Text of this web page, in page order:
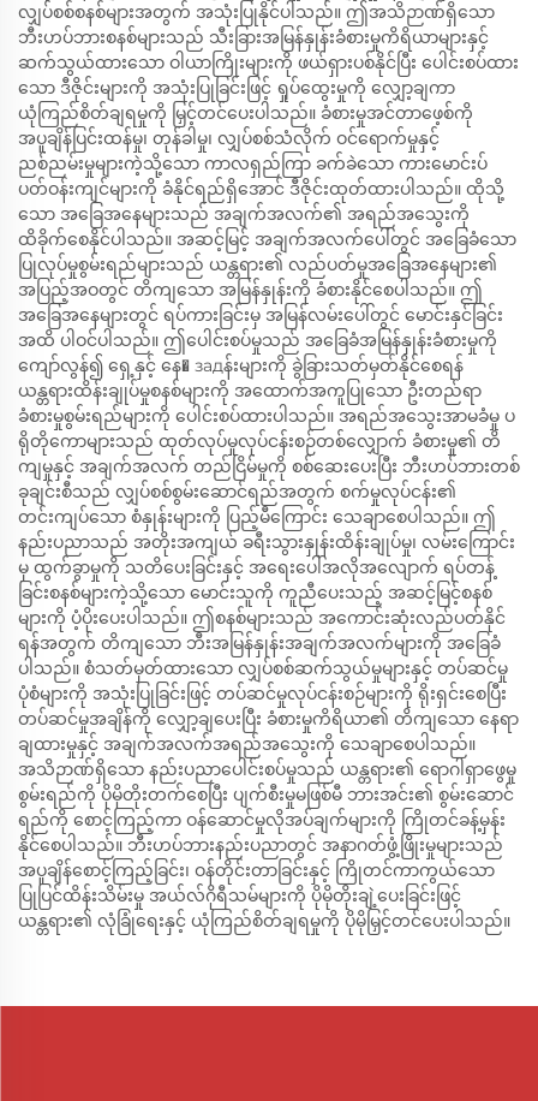
လျှပ်စစ်စနစ်များအတွက် အသုံးပြုနိုင်ပါသည်။ ဤအသိဉာဏ်ရှိသော
ဘီးဟပ်ဘားစနစ်များသည် သီးခြားအမြန်နှုန်းခံစားမှုကိရိယာများနှင့်
ဆက်သွယ်ထားသော ဝါယာကြိုးများကို ဖယ်ရှားပစ်နိုင်ပြီး ပေါင်းစပ်ထား
သော ဒီဇိုင်းများကို အသုံးပြုခြင်းဖြင့် ရှုပ်ထွေးမှုကို လျှော့ချကာ
ယုံကြည်စိတ်ချရမှုကို မြှင့်တင်ပေးပါသည်။ ခံစားမှုအင်တာဖေ့စ်ကို
အပူချိန်ပြင်းထန်မှု၊ တုန်ခါမှု၊ လျှပ်စစ်သံလိုက် ဝင်ရောက်မှုနှင့်
ညစ်ညမ်းမှုများကဲ့သို့သော ကာလရှည်ကြာ ခက်ခဲသော ကားမောင်းပ်
ပတ်ဝန်းကျင်များကို ခံနိုင်ရည်ရှိအောင် ဒီဇိုင်းထုတ်ထားပါသည်။ ထိုသို့
သော အခြေအနေများသည် အချက်အလက်၏ အရည်အသွေးကို
ထိခိုက်စေနိုင်ပါသည်။ အဆင့်မြင့် အချက်အလက်ပေါ်တွင် အခြေခံသော
ပြုလုပ်မှုစွမ်းရည်များသည် ယန္တရား၏ လည်ပတ်မှုအခြေအနေများ၏
အပြည့်အဝတွင် တိကျသော အမြန်နှုန်းကို ခံစားနိုင်စေပါသည်။ ဤ
အခြေအနေများတွင် ရပ်ကားခြင်းမှ အမြန်လမ်းပေါ်တွင် မောင်းနှင်ခြင်း
အထိ ပါဝင်ပါသည်။ ဤပေါင်းစပ်မှုသည် အခြေခံအမြန်နှုန်းခံစားမှုကို
ကျော်လွန်၍ ရှေ့နှင့် နေ� задန်းများကို ခွဲခြားသတ်မှတ်နိုင်စေရန်
ယန္တရားထိန်းချုပ်မှုစနစ်များကို အထောက်အကူပြုသော ဦးတည်ရာ
ခံစားမှုစွမ်းရည်များကို ပေါင်းစပ်ထားပါသည်။ အရည်အသွေးအာမခံမှု ပ
ရိုတိုကောများသည် ထုတ်လုပ်မှုလုပ်ငန်းစဉ်တစ်လျှောက် ခံစားမှု၏ တိ
ကျမှုနှင့် အချက်အလက် တည်ငြိမ်မှုကို စစ်ဆေးပေးပြီး ဘီးဟပ်ဘားတစ်
ခုချင်းစီသည် လျှပ်စစ်စွမ်းဆောင်ရည်အတွက် စက်မှုလုပ်ငန်း၏
တင်းကျပ်သော စံနှုန်းများကို ပြည့်မီကြောင်း သေချာစေပါသည်။ ဤ
နည်းပညာသည် အတိုးအကျယ် ခရီးသွားနှုန်းထိန်းချုပ်မှု၊ လမ်းကြောင်း
မှ ထွက်ခွာမှုကို သတိပေးခြင်းနှင့် အရေးပေါ်အလိုအလျောက် ရပ်တန့်
ခြင်းစနစ်များကဲ့သို့သော မောင်းသူကို ကူညီပေးသည့် အဆင့်မြင့်စနစ်
များကို ပံ့ပိုးပေးပါသည်။ ဤစနစ်များသည် အကောင်းဆုံးလည်ပတ်နိုင်
ရန်အတွက် တိကျသော ဘီးအမြန်နှုန်းအချက်အလက်များကို အခြေခံ
ပါသည်။ စံသတ်မှတ်ထားသော လျှပ်စစ်ဆက်သွယ်မှုများနှင့် တပ်ဆင်မှု
ပုံစံများကို အသုံးပြုခြင်းဖြင့် တပ်ဆင်မှုလုပ်ငန်းစဉ်များကို ရိုးရှင်းစေပြီး
တပ်ဆင်မှုအချိန်ကို လျှော့ချပေးပြီး ခံစားမှုကိရိယာ၏ တိကျသော နေရာ
ချထားမှုနှင့် အချက်အလက်အရည်အသွေးကို သေချာစေပါသည်။
အသိဉာဏ်ရှိသော နည်းပညာပေါင်းစပ်မှုသည် ယန္တရား၏ ရောဂါရှာဖွေမှု
စွမ်းရည်ကို ပိုမိုတိုးတက်စေပြီး ပျက်စီးမှုမဖြစ်မီ ဘားအင်း၏ စွမ်းဆောင်
ရည်ကို စောင့်ကြည့်ကာ ဝန်ဆောင်မှုလိုအပ်ချက်များကို ကြိုတင်ခန့်မှန်း
နိုင်စေပါသည်။ ဘီးဟပ်ဘားနည်းပညာတွင် အနာဂတ်ဖွံ့ဖြိုးမှုများသည်
အပူချိန်စောင့်ကြည့်ခြင်း၊ ဝန်တိုင်းတာခြင်းနှင့် ကြိုတင်ကာကွယ်သော
ပြုပြင်ထိန်းသိမ်းမှု အယ်လ်ဂိုရီသမ်များကို ပိုမိုတိုးချဲ့ပေးခြင်းဖြင့်
ယန္တရား၏ လုံခြုံရေးနှင့် ယုံကြည်စိတ်ချရမှုကို ပိုမိုမြှင့်တင်ပေးပါသည်။